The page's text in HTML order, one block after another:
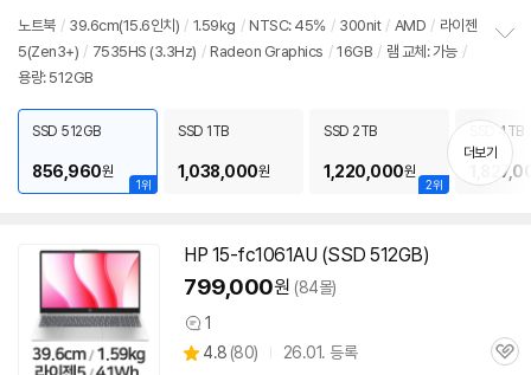
노트북 / 39.6cm(15.6인치) / 1.59kg / NTSC: 45% / 300nit / AMD / 라이젠
5(Zen3+) / 7535HS (3.3Hz) / Radeon Graphics / 16GB / 램 교체: 가능 /
용량: 512GB
치
기
1위
SSD 512GB
856,960원
SSD 1TB
1,038,000원
2위
SSD 2TB
1,220,000원
SSD 4TB
더보기
HP 15-fc1061AU (SSD 512GB)
799,000원 (84몰)
상
품
1
별
4.8 (상
80) 26.01. 등록
관